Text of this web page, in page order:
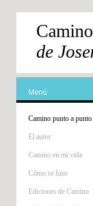
Camino
de
Menú
Camino punto a punto
El autor
Camino en mi vida
Cómo se hizo
Ediciones de Camino